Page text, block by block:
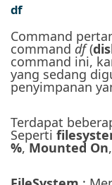
df
Command
command df(
command ini,
yang sedang
penyimpanan
Terdapat
Seperti
%,Mounted On